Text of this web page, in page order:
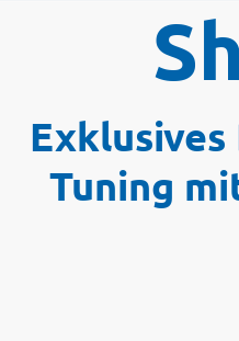
Exklusives
Tuning